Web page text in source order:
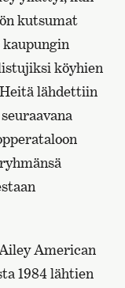
kutsumat
köyhien
lähdettiin
American
1984 lähtien